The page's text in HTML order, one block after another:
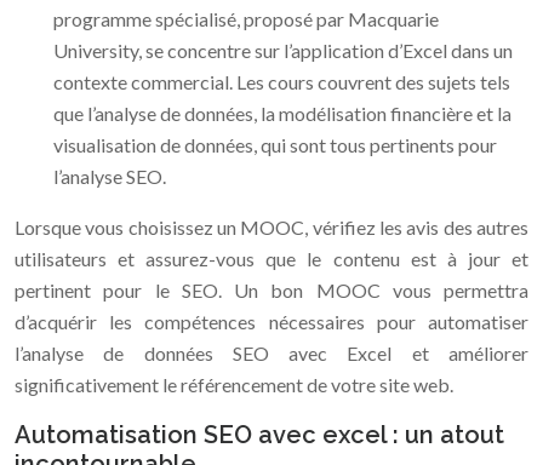
programme spécialisé, proposé par Macquarie
University, se concentre sur l’application d’Excel dans un
contexte commercial. Les cours couvrent des sujets tels
que l’analyse de données, la modélisation financière et la
visualisation de données, qui sont tous pertinents pour
l’analyse SEO.
Lorsque vous choisissez un MOOC, vérifiez les avis des autres
utilisateurs et assurez-vous que le contenu est à jour et
pertinent pour le SEO. Un bon MOOC vous permettra
d’acquérir les compétences nécessaires pour automatiser
l’analyse de données SEO avec Excel et améliorer
significativement le référencement de votre site web.
Automatisation SEO avec excel : un atout